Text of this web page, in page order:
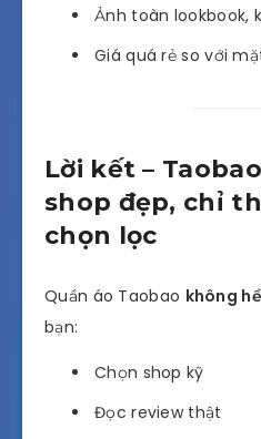
Ảnh toàn lookbook,
Giá quá rẻ so với
Lời kết –
shop đẹp, chỉ
chọn lọc
Quần áo Taobao không
bạn:
Chọn shop kỹ
Đọc review thật